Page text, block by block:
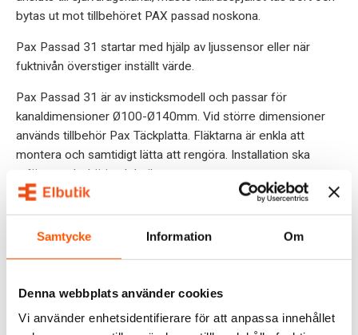
Samtycke Information Om
Denna webbplats använder cookies
Vi använder enhetsidentifierare för att anpassa innehållet
bytas ut mot tillbehöret PAX passad noskona.
Pax Passad 31 startar med hjälp av ljussensor eller när
fuktnivån överstiger inställt värde.
Pax Passad 31 är av insticksmodell och passar för
kanaldimensioner Ø100-Ø140mm. Vid större dimensioner
används tillbehör Pax Täckplatta. Fläktarna är enkla att
montera och samtidigt lätta att rengöra. Installation ska
utföras av behörig elektriker.
OBS! Ett kallrasspjäll är direkt skadligt om fläkten
DOKUMENT
OMDÖMEN
FRÅGOR & SVAR